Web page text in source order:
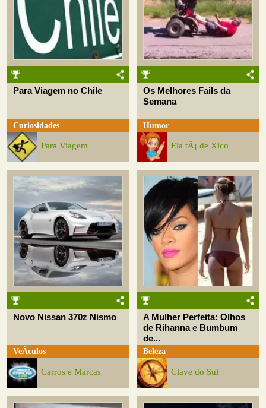
Para Viagem no Chile
Curiosidades
Para Viagem
Os Melhores Fails da
Semana
Humor
Ela tÃ¡ de Xico
Novo Nissan 370z Nismo
VeÃ­culos
Carros e Marcas
A Mulher Perfeita: Olhos
de Rihanna e Bumbum
de...
Beleza
Clave do Sul